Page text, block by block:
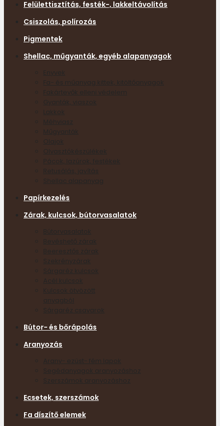
Felülettisztítás, festék-, lakkeltávolítás
Csiszolás, polírozás
Pigmentek
Shellac, műgyanták, egyéb alapanyagok
Enyvek
Fa- és műanyag kittek, kitöltőanyagok
Fakártevők elleni védelem
Gyanták, viaszok
Lakkok
Méhviasz
Műgyanták
Olajok
Olvasztókészülékek
Pácok, lazúrok, festékek
Retusálás, javítás
Papírkezelés
Zárak, kulcsok, bútorvasalatok
Bútorvasalatok
Bevéshető zárak
Beeresztős zárak
Szekrényzárak
Sárgaréz kulcsok
Acél kulcsok
Kulcsok ötvözött
Sárgaréz csavarok
Bútor- és bőrápolás
Aranyozás
Arany- ezüst- fém lapok
Segédanyagok aranyozáshoz
Szerszámok aranyozáshoz
Ecsetek, szerszámok
Fa díszítő elemek